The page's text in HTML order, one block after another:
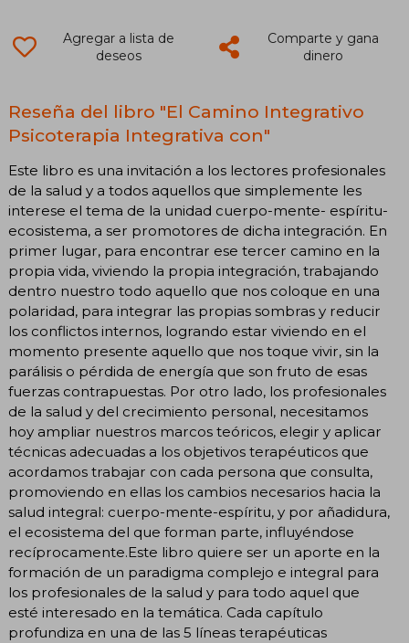
Agregar a lista de
deseos
Comparte y gana
dinero
Reseña del libro "El Camino Integrativo
Psicoterapia Integrativa con"
Este libro es una invitación a los lectores profesionales
de la salud y a todos aquellos que simplemente les
interese el tema de la unidad cuerpo-mente- espíritu-
ecosistema, a ser promotores de dicha integración. En
primer lugar, para encontrar ese tercer camino en la
propia vida, viviendo la propia integración, trabajando
dentro nuestro todo aquello que nos coloque en una
polaridad, para integrar las propias sombras y reducir
los conflictos internos, logrando estar viviendo en el
momento presente aquello que nos toque vivir, sin la
parálisis o pérdida de energía que son fruto de esas
fuerzas contrapuestas. Por otro lado, los profesionales
de la salud y del crecimiento personal, necesitamos
hoy ampliar nuestros marcos teóricos, elegir y aplicar
técnicas adecuadas a los objetivos terapéuticos que
acordamos trabajar con cada persona que consulta,
promoviendo en ellas los cambios necesarios hacia la
salud integral: cuerpo-mente-espíritu, y por añadidura,
el ecosistema del que forman parte, influyéndose
recíprocamente.Este libro quiere ser un aporte en la
formación de un paradigma complejo e integral para
los profesionales de la salud y para todo aquel que
esté interesado en la temática. Cada capítulo
profundiza en una de las 5 líneas terapéuticas